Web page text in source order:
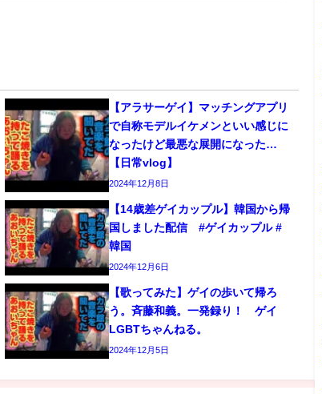
【アラサーゲイ】マッチングアプリ
で自称モデルイケメンといい感じに
なったけど最悪な展開になった…
【日常vlog】
2024年12月8日
【14歳差ゲイカップル】韓国から帰
国しました配信 #ゲイカップル #
韓国
2024年12月6日
【歌ってみた】ゲイの歩いて帰ろ
う。斉藤和義。一発録り！ ゲイ
LGBTちゃんねる。
2024年12月5日